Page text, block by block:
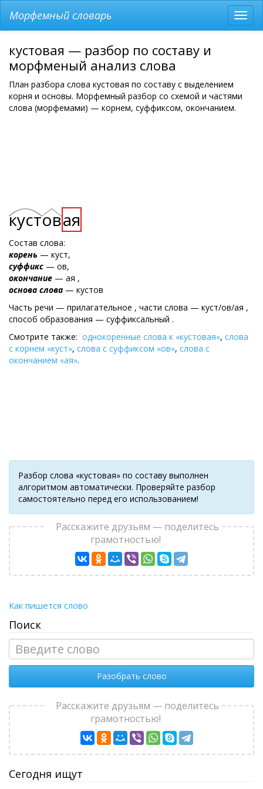
меню
Морфемный словарь
кустовая — разбор по составу и
морфменый анализ слова
План разбора слова кустовая по составу с выделением
корня и основы. Морфемный разбор со схемой и частями
слова (морфемами) — корнем, суффиксом, окончанием.
кустовая
Состав слова:
корень — куст,
суффикс — ов,
окончание — ая ,
основа слова — кустов
Часть речи — прилагательное , части слова — куст/ов/ая ,
cпособ образования — суффиксальный .
Смотрите также: однокоренные слова к «кустовая», слова
с корнем «куст», слова с суффиксом «ов», слова с
окончанием «ая».
Разбор слова «кустовая» по составу выполнен
алгоритмом автоматически. Проверяйте разбор
самостоятельно перед его использованием!
Расскажите друзьям — поделитесь
грамотностью!
Как пишется слово
Поиск
Разобрать слово
Расскажите друзьям — поделитесь
грамотностью!
Сегодня ищут